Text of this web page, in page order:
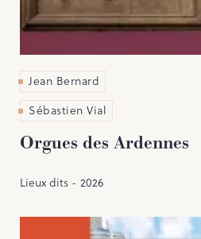
Jean Bernard
Sébastien Vial
Orgues des Ardennes
Lieux dits - 2026